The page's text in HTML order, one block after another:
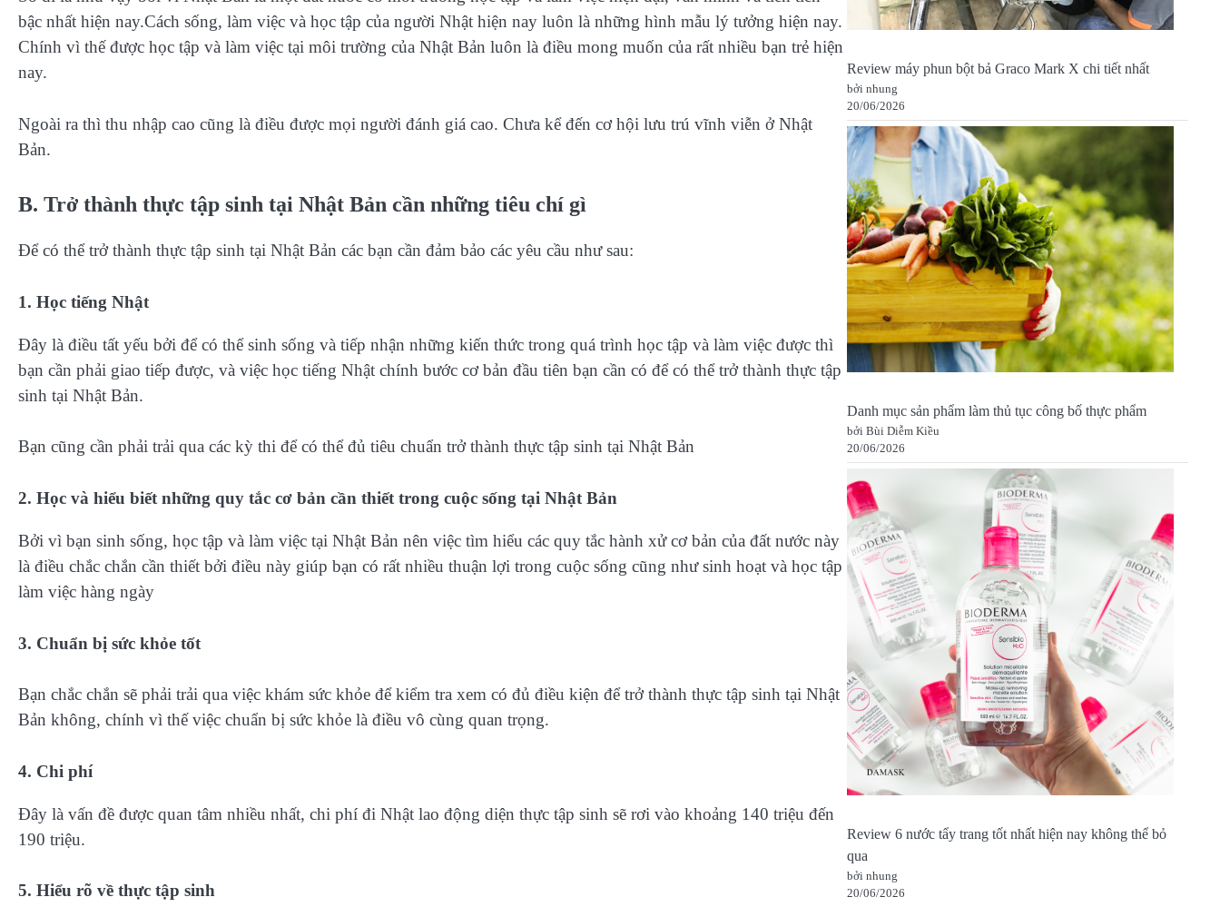
bậc nhất hiện nay.Cách sống, làm việc và học tập của người Nhật hiện nay luôn là những hình mẫu lý tưởng hiện nay.
Chính vì thế được học tập và làm việc tại môi trường của Nhật Bản luôn là điều mong muốn của rất nhiều bạn trẻ hiện
nay.
Ngoài ra thì thu nhập cao cũng là điều được mọi người đánh giá cao. Chưa kể đến cơ hội lưu trú vĩnh viễn ở Nhật
Bản.
B. Trở thành thực tập sinh tại Nhật Bản cần những tiêu chí gì
Để có thể trở thành thực tập sinh tại Nhật Bản các bạn cần đảm bảo các yêu cầu như sau:
1. Học tiếng Nhật
Đây là điều tất yếu bởi để có thể sinh sống và tiếp nhận những kiến thức trong quá trình học tập và làm việc được thì
bạn cần phải giao tiếp được, và việc học tiếng Nhật chính bước cơ bản đầu tiên bạn cần có để có thể trở thành thực tập
sinh tại Nhật Bản.
Bạn cũng cần phải trải qua các kỳ thi để có thể đủ tiêu chuẩn trở thành thực tập sinh tại Nhật Bản
2. Học và hiểu biết những quy tắc cơ bản cần thiết trong cuộc sống tại Nhật Bản
Bởi vì bạn sinh sống, học tập và làm việc tại Nhật Bản nên việc tìm hiểu các quy tắc hành xử cơ bản của đất nước này
là điều chắc chắn cần thiết bởi điều này giúp bạn có rất nhiều thuận lợi trong cuộc sống cũng như sinh hoạt và học tập
làm việc hàng ngày
3. Chuẩn bị sức khỏe tốt
Bạn chắc chắn sẽ phải trải qua việc khám sức khỏe để kiểm tra xem có đủ điều kiện để trở thành thực tập sinh tại Nhật
Bản không, chính vì thế việc chuẩn bị sức khỏe là điều vô cùng quan trọng.
4. Chi phí
Đây là vấn đề được quan tâm nhiều nhất, chi phí đi Nhật lao động diện thực tập sinh sẽ rơi vào khoảng 140 triệu đến
190 triệu.
5. Hiểu rõ về thực tập sinh
Review máy phun bột bả Graco Mark X chi tiết nhất
bởi nhung
20/06/2026
Danh mục sản phẩm làm thủ tục công bố thực phẩm
bởi Bùi Diễm Kiều
20/06/2026
Review 6 nước tẩy trang tốt nhất hiện nay không thể bỏ
qua
bởi nhung
20/06/2026